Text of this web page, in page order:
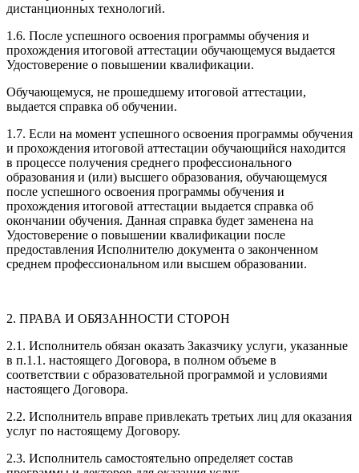
дистанционных технологий.
1.6. После успешного освоения программы обучения и
прохождения итоговой аттестации обучающемуся выдается
Удостоверение о повышении квалификации.
Обучающемуся, не прошедшему итоговой аттестации,
выдается справка об обучении.
1.7. Если на момент успешного освоения программы обучения
и прохождения итоговой аттестации обучающийся находится
в процессе получения среднего профессионального
образования и (или) высшего образования, обучающемуся
после успешного освоения программы обучения и
прохождения итоговой аттестации выдается справка об
окончании обучения. Данная справка будет заменена на
Удостоверение о повышении квалификации после
предоставления Исполнителю документа о законченном
среднем профессиональном или высшем образовании.
2. ПРАВА И ОБЯЗАННОСТИ СТОРОН
2.1. Исполнитель обязан оказать Заказчику услуги, указанные
в п.1.1. настоящего Договора, в полном объеме в
соответствии с образовательной программой и условиями
настоящего Договора.
2.2. Исполнитель вправе привлекать третьих лиц для оказания
услуг по настоящему Договору.
2.3. Исполнитель самостоятельно определяет состав